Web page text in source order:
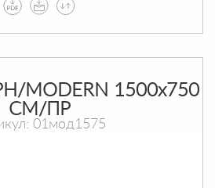
MODERN 1500х750
СМ/ПР
01мод1575